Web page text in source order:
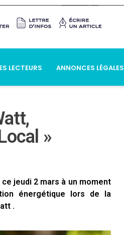
LECTEURS ANNONCES LÉGALES
»
jeudi 2 mars à un moment
énergétique lors de la
.